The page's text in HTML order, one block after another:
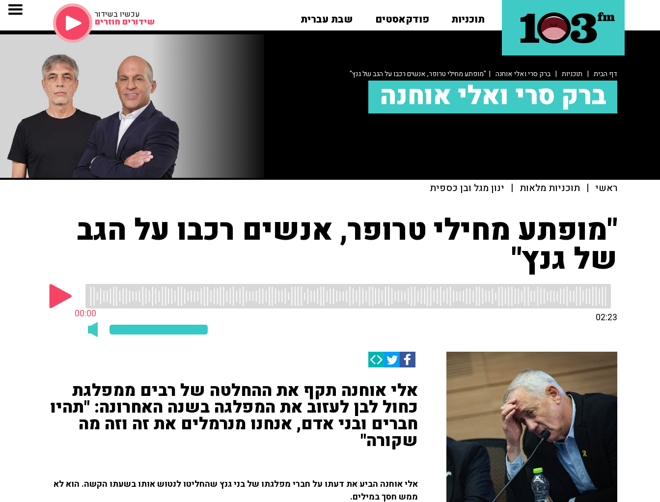
תוכניות פודקאסטים שבת עברית עכשיו בשידור
שידורים חוזרים
דף הבית | תוכניות | ברק סרי ואלי אוחנה | "מופתע מחילי טרופר, אנשים רכבו על הגב של גנץ"
ברק סרי ואלי אוחנה
ראשי | תוכניות מלאות | ינון מגל ובן כספית
"מופתע מחילי טרופר, אנשים רכבו על הגב
של גנץ"
00:00 02:23
אלי אוחנה תקף את ההחלטה של רבים ממפלגת
כחול לבן לעזוב את המפלגה בשנה האחרונה: "תהיו
חברים ובני אדם, אנחנו מנרמלים את זה וזה מה
שקורה"